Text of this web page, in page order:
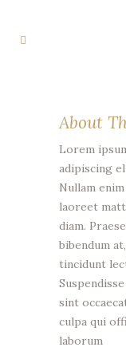
About
Lorem
adipiscing
Nullam
laoreet
diam.
bibendum
tincidunt
sint
culpa qui
laborum